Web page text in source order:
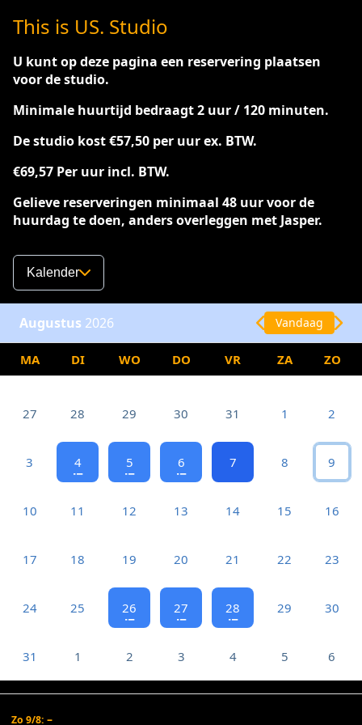
This is US. Studio
U kunt op deze pagina een reservering plaatsen
voor de studio.
Minimale huurtijd bedraagt 2 uur / 120 minuten.
De studio kost €57,50 per uur ex. BTW.
€69,57 Per uur incl. BTW.
Gelieve reserveringen minimaal 48 uur voor de
huurdag te doen, anders overleggen met Jasper.
Kalender
Augustus 2026 Vandaag
MA DI WO DO VR ZA ZO
27 28 29 30 31 1 2
3 4 5 6 7 8 9
10 11 12 13 14 15 16
17 18 19 20 21 22 23
24 25 26 27 28 29 30
31 1 2 3 4 5 6
Zo 9/8: –